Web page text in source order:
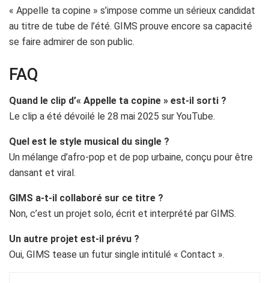
« Appelle ta copine » s’impose comme un sérieux candidat
au titre de tube de l’été. GIMS prouve encore sa capacité
se faire admirer de son public.
FAQ
Quand le clip d’« Appelle ta copine » est-il sorti ?
Le clip a été dévoilé le 28 mai 2025 sur YouTube.
Quel est le style musical du single ?
Un mélange d’afro-pop et de pop urbaine, conçu pour être
dansant et viral.
GIMS a-t-il collaboré sur ce titre ?
Non, c’est un projet solo, écrit et interprété par GIMS.
Un autre projet est-il prévu ?
Oui, GIMS tease un futur single intitulé « Contact ».